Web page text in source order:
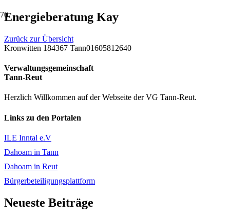
Energieberatung Kay
Zurück zur Übersicht
Kronwitten 184367 Tann01605812640
Verwaltungsgemeinschaft
Tann-Reut
Herzlich Willkommen auf der Webseite der VG Tann-Reut.
Links zu den Portalen
ILE Inntal e.V
Dahoam in Tann
Dahoam in Reut
Bürgerbeteiligungsplattform
Neueste Beiträge